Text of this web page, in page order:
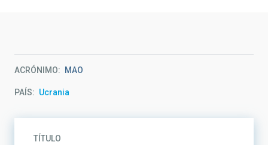
ACRÓNIMO MAO
PAÍS Ucrania
TÍTULO